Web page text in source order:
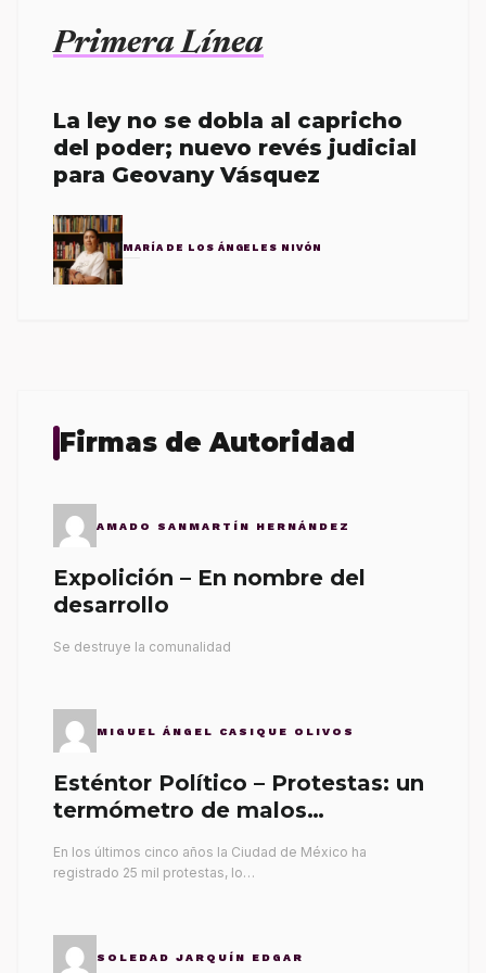
Primera Línea
La ley no se dobla al capricho
del poder; nuevo revés judicial
para Geovany Vásquez
MARÍA DE LOS ÁNGELES NIVÓN
Firmas de Autoridad
AMADO SANMARTÍN HERNÁNDEZ
Expolición – En nombre del
desarrollo
Se destruye la comunalidad
MIGUEL ÁNGEL CASIQUE OLIVOS
Esténtor Político – Protestas: un
termómetro de malos
En los últimos cinco años la Ciudad de México ha
registrado 25 mil protestas, lo…
SOLEDAD JARQUÍN EDGAR